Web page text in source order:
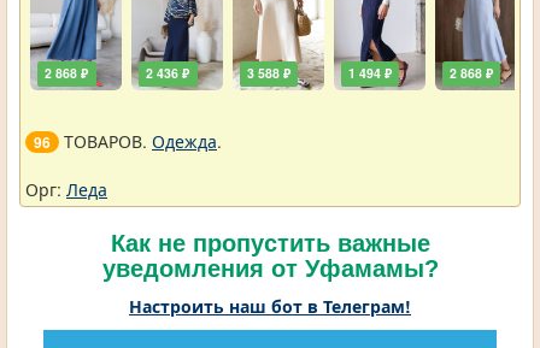
2 868 ₽ 2 436 ₽ 3 588 ₽ 1 494 ₽ 2 868 ₽
96 ТОВАРОВ. Одежда.
Орг: Леда
Как не пропустить важные
уведомления от Уфамамы?
Настроить наш бот в Телеграм!